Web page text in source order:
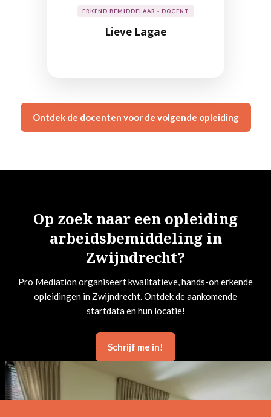
ERKEND BEMIDDELAAR - DOCENT
Lieve Lagae
Ontdek de docenten voor de volgende opleiding
Op zoek naar een opleiding
arbeidsbemiddeling in
Zwijndrecht?
Pro Mediation organiseert kwalitatieve, hands-on erkende
opleidingen in Zwijndrecht. Ontdek de aankomende
startdata en hun locatie!
Schrijf me in!